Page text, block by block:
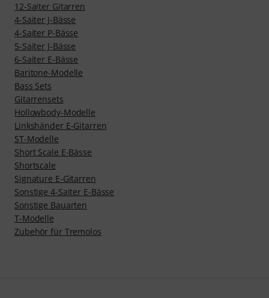
12-Saiter Gitarren
4-Saiter J-Bässe
4-Saiter P-Bässe
5-Saiter J-Bässe
6-Saiter E-Bässe
Baritone-Modelle
Bass Sets
Gitarrensets
Hollowbody-Modelle
Linkshänder E-Gitarren
ST-Modelle
Short Scale E-Bässe
Shortscale
Signature E-Gitarren
Sonstige 4-Saiter E-Bässe
Sonstige Bauarten
T-Modelle
Zubehör für Tremolos